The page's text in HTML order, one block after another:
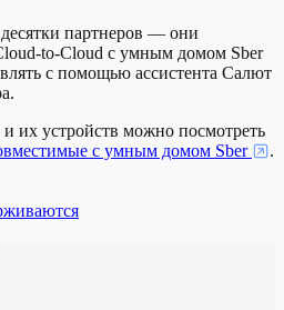
партнеров — они
to-Cloud c умным домом Sber
с помощью ассистента Салют
их устройств можно посмотреть
с умным домом Sber .